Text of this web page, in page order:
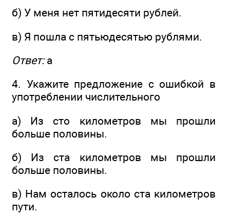
б) У меня нет пятидесяти рублей.
в) Я пошла с пятьюдесятью рублями.
Ответ:а
4. Укажите предложение с ошибкой в
употреблении числительного
а) Из сто километров мы прошли
больше половины.
б) Из ста километров мы прошли
больше половины.
в) Нам осталось около ста километров
пути.